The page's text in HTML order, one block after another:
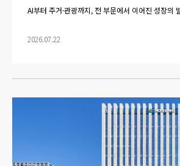
AI부터 주거·관광까지, 전 부문에서 이어진 성장의
2026.07.22